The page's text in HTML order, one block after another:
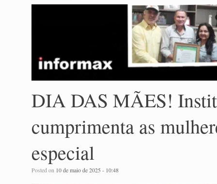
DIA DAS MÃES!
cumprimenta as
especial
Posted on 10 de maio de 2025 - 10:48